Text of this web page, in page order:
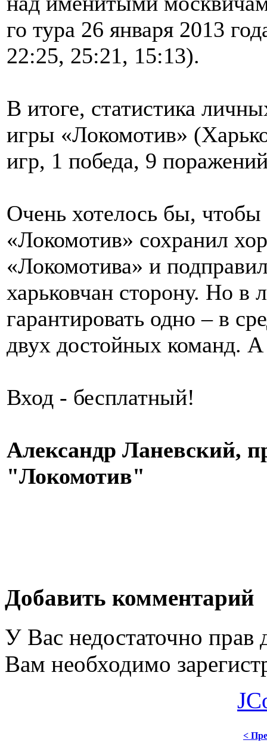
го тура 26 января 2013
22:25, 25:21, 15:13).
В итоге, статистика
игры «Локомотив»
игр, 1 победа, 9
Очень хотелось бы,
«Локомотив» сохранил
«Локомотива» и
харьковчан сторону. Но
гарантировать одно – в
двух достойных команд.
Вход - бесплатный!
Александр Ланевский,
"Локомотив"
Добавить комментарий
У Вас недостаточно прав
Вам необходимо
<